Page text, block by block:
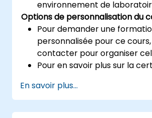
environnement de
Options de personnalisation du
Pour demander une
personnalisée pour ce
contacter pour organiser
Pour en savoir plus sur la
https://
kubernetes-administrator-
En savoir plus...